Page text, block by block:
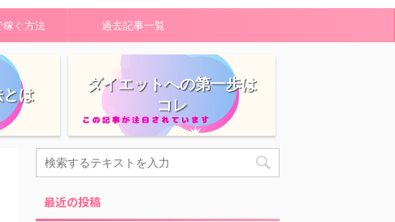
稼ぐ方法 過去記事一覧
は
ダイエットへの第一歩は
コレ
最近の投稿